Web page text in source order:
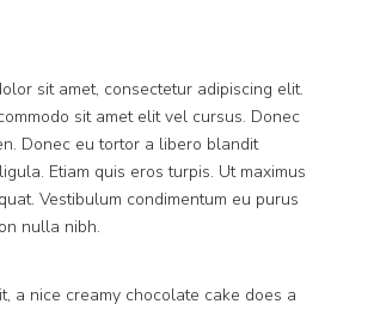
sit amet, consectetur adipiscing elit.
sit amet elit vel cursus. Donec
Donec eu tortor a libero blandit
Etiam quis eros turpis. Ut maximus
Vestibulum condimentum eu purus
nulla nibh.
a nice creamy chocolate cake does a